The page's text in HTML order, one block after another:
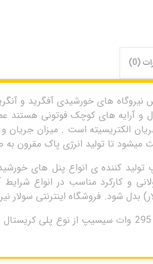
(0)
نیروگاه های خورشیدی آفگرید و
و آرایه های کوچک فوتونی هستند
الکتریسیته است . میزان جریان
میشود تا تولید انرژی پاک مقرون
و کارکرد مناسب در انواع
بدل شود. فروشگاه اینترنتی
پنل خورشیدی 295 وات سیسیپ از نوع